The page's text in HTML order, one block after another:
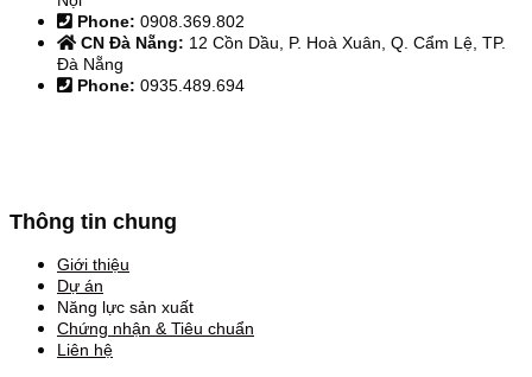
Phone: 0908.369.802
CN Đà Nẵng: 12 Cồn Dầu, P. Hoà Xuân, Q. Cẩm Lệ, TP.
Đà Nẵng
Phone: 0935.489.694
Thông tin chung
Giới thiệu
Dự án
Năng lực sản xuất
Chứng nhận & Tiêu chuẩn
Liên hệ